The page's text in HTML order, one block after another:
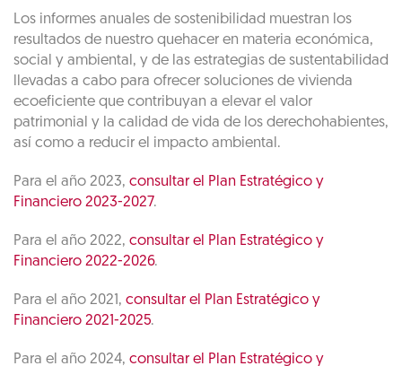
Los informes anuales de sostenibilidad muestran los
resultados de nuestro quehacer en materia económica,
social y ambiental, y de las estrategias de sustentabilidad
llevadas a cabo para ofrecer soluciones de vivienda
ecoeficiente que contribuyan a elevar el valor
patrimonial y la calidad de vida de los derechohabientes,
así como a reducir el impacto ambiental.
Para el año 2023, consultar el Plan Estratégico y
Financiero 2023-2027.
Para el año 2022, consultar el Plan Estratégico y
Financiero 2022-2026.
Para el año 2021, consultar el Plan Estratégico y
Financiero 2021-2025.
Para el año 2024, consultar el Plan Estratégico y